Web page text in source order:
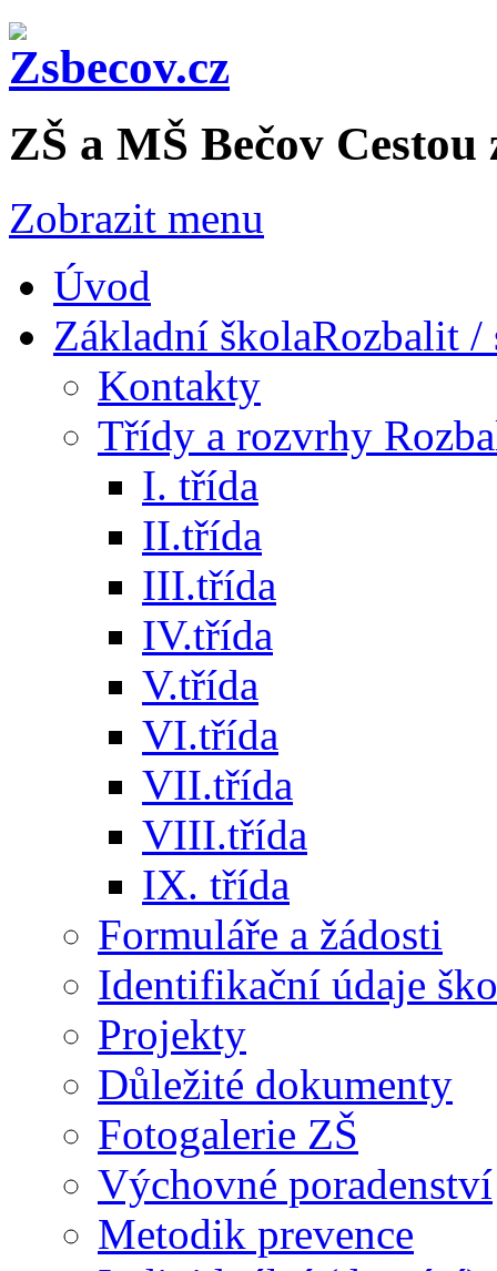
ZŠ a MŠ Bečov Cestou
Zobrazit menu
Úvod
Základní školaRozbalit /
Kontakty
Třídy a rozvrhy
I. třída
II.třída
III.třída
IV.třída
V.třída
VI.třída
VII.třída
VIII.třída
IX. třída
Formuláře a žádosti
Identifikační údaje
Projekty
Důležité dokumenty
Fotogalerie ZŠ
Výchovné poradenství
Metodik prevence